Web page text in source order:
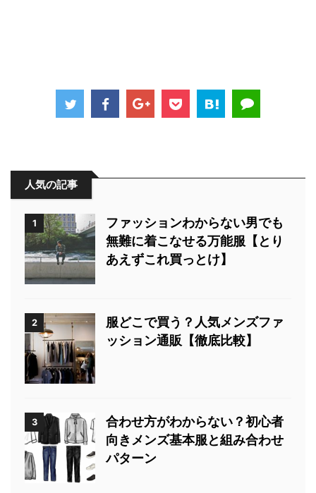
人気の記事
1
ファッションわからない男でも
無難に着こなせる万能服【とり
あえずこれ買っとけ】
2
服どこで買う？人気メンズファ
ッション通販【徹底比較】
3
合わせ方がわからない？初心者
向きメンズ基本服と組み合わせ
パターン